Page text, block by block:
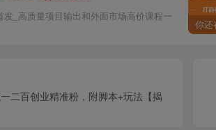
发_高质量项目输出和外面市场高价课程一
二百创业精准粉，附脚本+玩法【揭